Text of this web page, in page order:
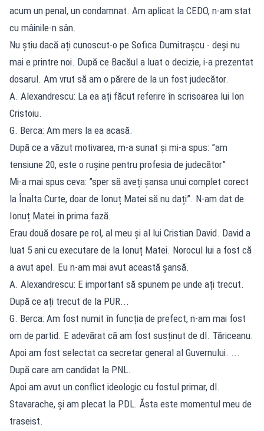
acum un penal, un condamnat. Am aplicat la CEDO, n-am stat
cu mâinile-n sân.
Nu știu dacă ați cunoscut-o pe Sofica Dumitrașcu - deși nu
mai e printre noi. După ce Bacăul a luat o decizie, i-a prezentat
dosarul. Am vrut să am o părere de la un fost judecător.
A. Alexandrescu: La ea ați făcut referire în scrisoarea lui Ion
Cristoiu.
G. Berca: Am mers la ea acasă.
După ce a văzut motivarea, m-a sunat și mi-a spus: ”am
tensiune 20, este o rușine pentru profesia de judecător”
Mi-a mai spus ceva: ”sper să aveți șansa unui complet corect
la Înalta Curte, doar de Ionuț Matei să nu dați”. N-am dat de
Ionuț Matei în prima fază.
Erau două dosare pe rol, al meu și al lui Cristian David. David a
luat 5 ani cu executare de la Ionuț Matei. Norocul lui a fost că
a avut apel. Eu n-am mai avut această șansă.
A. Alexandrescu: E important să spunem pe unde ați trecut.
După ce ați trecut de la PUR...
G. Berca: Am fost numit în funcția de prefect, n-am mai fost
om de partid. E adevărat că am fost susținut de dl. Tăriceanu.
Apoi am fost selectat ca secretar general al Guvernului. ...
După care am candidat la PNL.
Apoi am avut un conflict ideologic cu fostul primar, dl.
Stavarache, și am plecat la PDL. Ăsta este momentul meu de
traseist.